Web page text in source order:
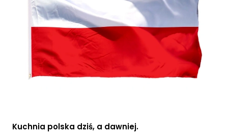
Kuchnia polska dziś, a dawniej.